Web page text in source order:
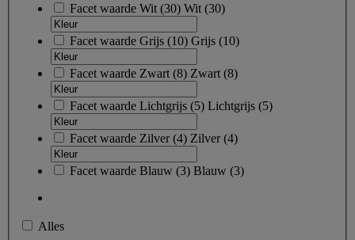
Facet waarde Wit(30) Wit(30)
Facet waarde Grijs (10) Grijs (10)
Facet waarde Zwart(8) Zwart(8)
Facet waarde Lichtgrijs (5) Lichtgrijs (5)
Facet waarde Zilver(4) Zilver(4)
Facet waarde Blauw (3) Blauw (3)
Alles